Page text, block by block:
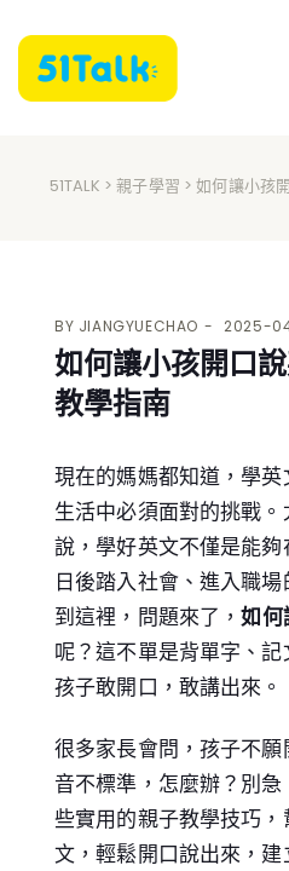
51TALK >親子學習 > 如何讓小孩
BY JIANGYUECHAO 2025-
如何讓小孩開口
教學指南
現在的媽媽都知道，學
生活中必須面對的挑戰
說，學好英文不僅是能
日後踏入社會、進入職
到這裡，問題來了，如何
呢？這不單是背單字、
孩子敢開口，敢講出來。
很多家長會問，孩子不
音不標準，怎麼辦？別
些實用的親子教學技巧
文，輕鬆開口說出來，